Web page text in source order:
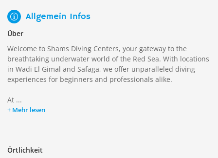
Allgemein Infos
Über
Welcome to Shams Diving Centers, your gateway to the
breathtaking underwater world of the Red Sea. With locations
in Wadi El Gimal and Safaga, we offer unparalleled diving
experiences for beginners and professionals alike.
At ...
Mehr lesen
Örtlichkeit